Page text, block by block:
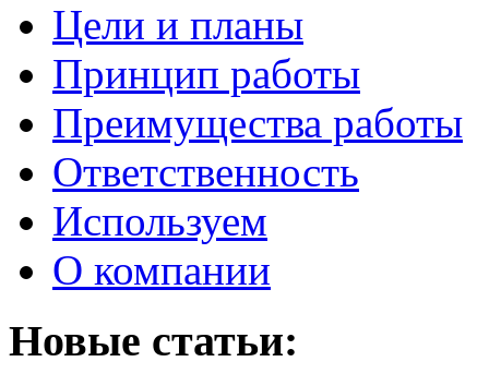
Цели и планы
Принцип работы
Преимущества работы
Ответственность
Используем
О компании
Новые статьи: